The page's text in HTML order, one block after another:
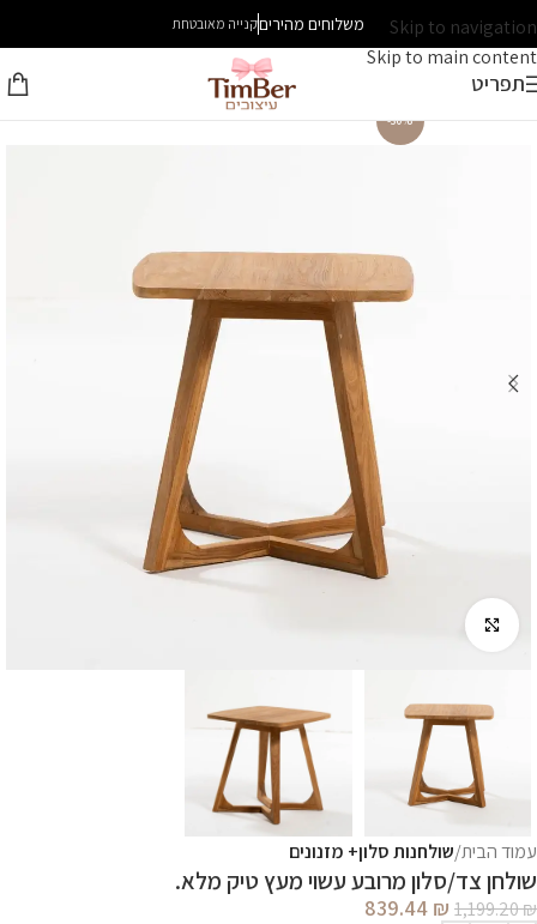
Skip to navigation
Skip to main content
משלוחים מהיריםקנייה מאובטחת
תפריט
עמוד הבית שולחנות סלון+ מזנונים
שולחן צד/סלון מרובע עשוי מעץ טיק מלא.
1,199.20₪
839.44 ₪
-30%
לחץ להגדלה